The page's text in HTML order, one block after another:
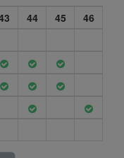
44 45
46